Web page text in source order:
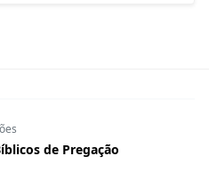
de Pregação